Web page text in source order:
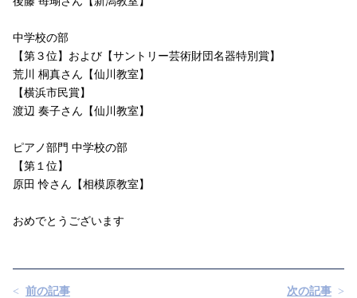
中学校の部
【第３位】および【サントリー芸術財団名器特別賞】
荒川 桐真さん【仙川教室】
【横浜市民賞】
渡辺 奏子さん【仙川教室】
ピアノ部門 中学校の部
【第１位】
原田 怜さん【相模原教室】
おめでとうございます
前の記事 次の記事